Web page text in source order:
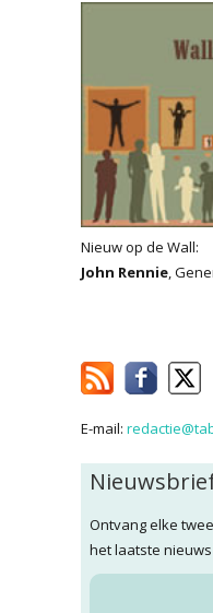
Nieuw op de Wall:
John Rennie,
E-mail:
Ontvang elke
het laatste